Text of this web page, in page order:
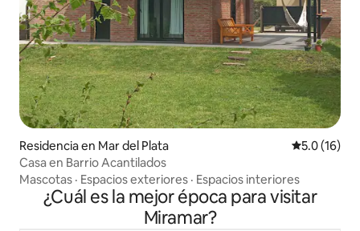
Residencia en Mar del Plata Calificación
5.0 (16)
Casa en Barrio Acantilados
Mascotas · Espacios exteriores · Espacios interiores
¿Cuál es la mejor época para visitar
Miramar?